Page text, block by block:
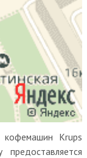
Krups